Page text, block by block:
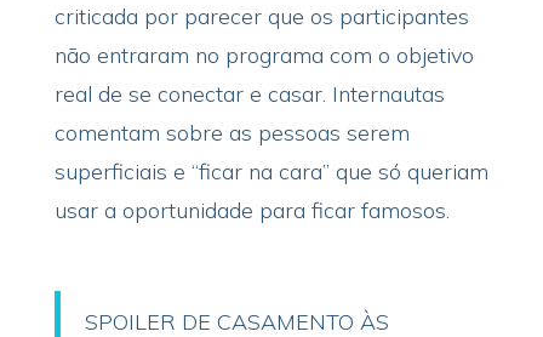
criticada por parecer que os participantes
não entraram no programa com o objetivo
real de se conectar e casar. Internautas
comentam sobre as pessoas serem
superficiais e “ficar na cara” que só queriam
usar a oportunidade para ficar famosos.
SPOILER DE CASAMENTO ÀS